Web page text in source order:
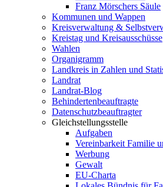
Franz Mörschers Säule
Kommunen und Wappen
Kreisverwaltung &
Kreistag und Kreisausschüsse
Wahlen
Organigramm
Landkreis in Zahlen und
Landrat
Landrat-Blog
Behindertenbeauftragte
Datenschutzbeauftragter
Gleichstellungsstelle
Aufgaben
Vereinbarkeit Familie
Werbung
Gewalt
EU-Charta